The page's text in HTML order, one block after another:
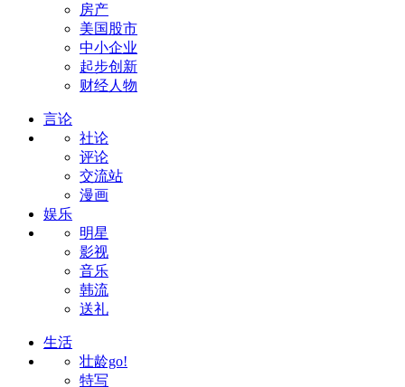
房产
美国股市
中小企业
起步创新
财经人物
言论
社论
评论
交流站
漫画
娱乐
明星
影视
音乐
韩流
送礼
生活
壮龄go!
特写